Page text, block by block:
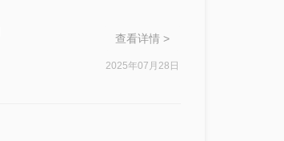
查看详情 >
2025年07月28日